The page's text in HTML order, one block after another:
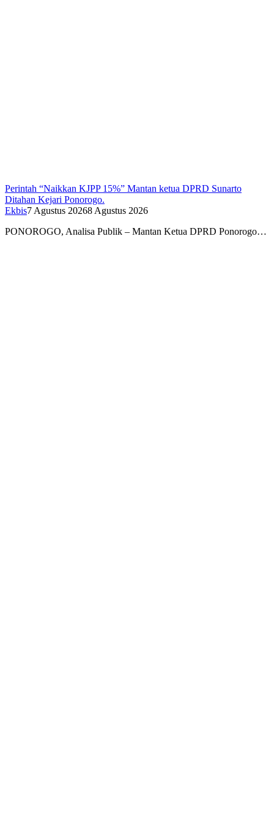
Perintah “Naikkan KJPP 15%” Mantan ketua DPRD Sunarto
Ditahan Kejari Ponorogo.
Ekbis7 Agustus 20268 Agustus 2026
PONOROGO, Analisa Publik – Mantan Ketua DPRD Ponorogo…